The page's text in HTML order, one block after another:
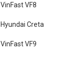
VinFast VF8
Hyundai Creta
VinFast VF9